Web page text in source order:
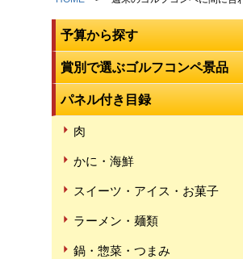
予算から探す
賞別で選ぶゴルフコンペ景品
パネル付き目録
肉
かに・海鮮
スイーツ・アイス・お菓子
ラーメン・麺類
鍋・惣菜・つまみ